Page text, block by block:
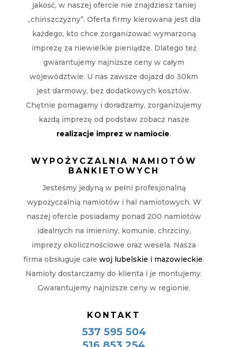
jakość, w naszej ofercie nie znajdziesz taniej
„chińszczyzny”. Oferta firmy kierowana jest dla
każdego, kto chce zorganizować wymarzoną
imprezę za niewielkie pieniądze. Dlatego też
gwarantujemy najniższe ceny w całym
województwie. U nas zawsze dojazd do 30km
jest darmowy, bez dodatkowych kosztów.
Chętnie pomagamy i doradzamy, zorganizujemy
każdą imprezę od podstaw zobacz nasze
realizacje imprez w namiocie.
WYPOŻYCZALNIA NAMIOTÓW
BANKIETOWYCH
Jesteśmy jedyną w pełni profesjonalną
wypożyczalnią namiotów i hal namiotowych. W
naszej ofercie posiadamy ponad 200 namiotów
idealnych na imieniny, komunie, chrzciny,
imprezy okolicznościowe oraz wesela. Nasza
firma obsługuje całewoj lubelskie i mazowieckie.
Namioty dostarczamy do klienta i je montujemy.
Gwarantujemy najniższe ceny w regionie.
KONTAKT
537 595 504